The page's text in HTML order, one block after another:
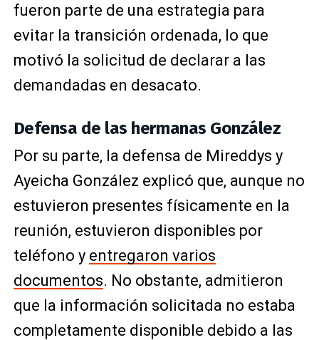
fueron parte de una estrategia para
evitar la transición ordenada, lo que
motivó la solicitud de declarar a las
demandadas en desacato.
Defensa de las hermanas González
Por su parte, la defensa de Mireddys y
Ayeicha González explicó que, aunque no
estuvieron presentes físicamente en la
reunión, estuvieron disponibles por
teléfono y entregaron varios
documentos. No obstante, admitieron
que la información solicitada no estaba
completamente disponible debido a las